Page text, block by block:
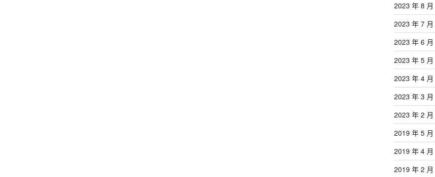
2023 年 8 月
2023 年 7 月
2023 年 6 月
2023 年 5 月
2023 年 4 月
2023 年 3 月
2023 年 2 月
2019 年 5 月
2019 年 4 月
2019 年 2 月